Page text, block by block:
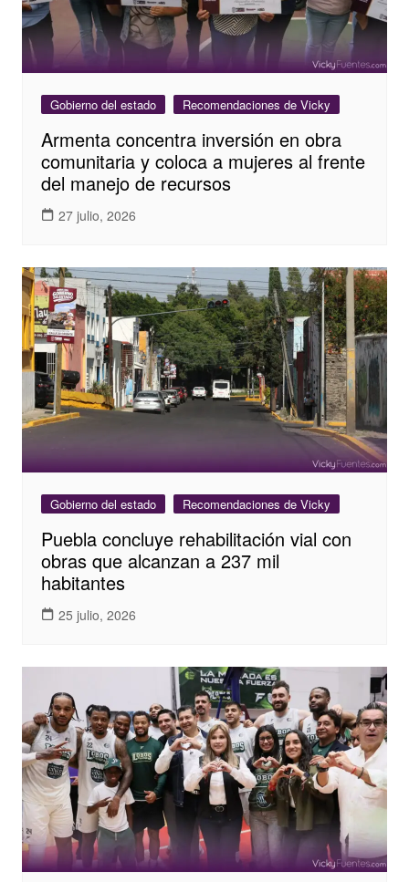
Gobierno del estado Recomendaciones de Vicky
Armenta concentra inversión en obra
comunitaria y coloca a mujeres al frente
del manejo de recursos
27 julio, 2026
Gobierno del estado Recomendaciones de Vicky
Puebla concluye rehabilitación vial con
obras que alcanzan a 237 mil
habitantes
25 julio, 2026